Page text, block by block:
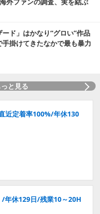
ド」はかなり“グロい”作品
掛けてきたなかで最も暴力
と見る
近定着率100%/年休130
/年休129日/残業10～20H